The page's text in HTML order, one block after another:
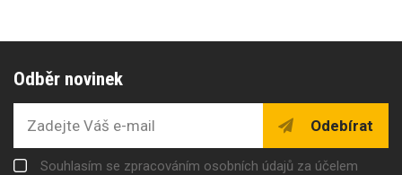
Odběr novinek
Odebírat
Souhlasím se zpracováním osobních údajů za účelem